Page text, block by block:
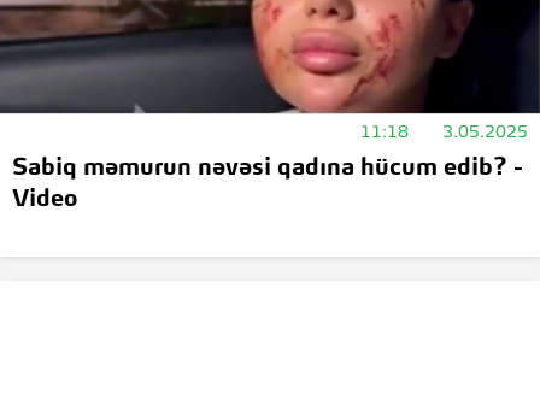
11:18 3.05.2025
Sabiq məmurun nəvəsi qadına hücum edib? -
Video